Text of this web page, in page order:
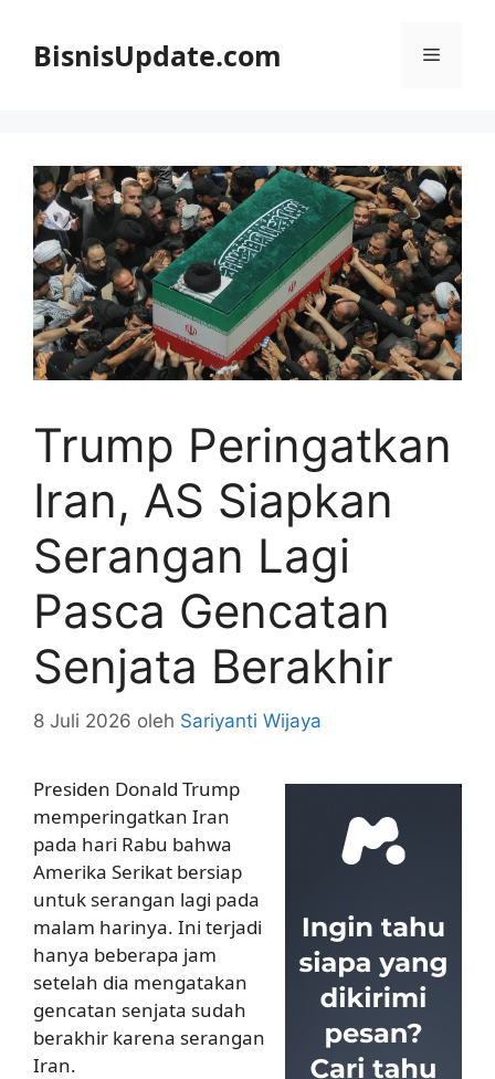
BisnisUpdate.com Menu
Trump Peringatkan
Iran, AS Siapkan
Serangan Lagi
Pasca Gencatan
Senjata Berakhir
8 Juli 2026 oleh Sariyanti Wijaya
Presiden Donald Trump
memperingatkan Iran
pada hari Rabu bahwa
Amerika Serikat bersiap
untuk serangan lagi pada
malam harinya. Ini terjadi
hanya beberapa jam
setelah dia mengatakan
gencatan senjata sudah
berakhir karena serangan
Iran.